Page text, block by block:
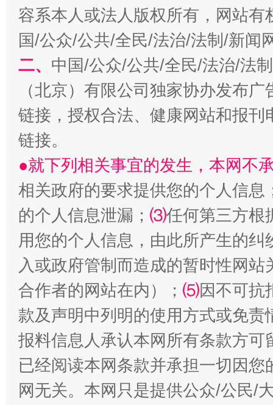
受贿1.44亿！段成刚被判无期 从幼
全民健身五年计划来了！等你上场
阿坝州三大球赛在茂县开幕 规模
容系本人或法人版权所有，网站
国/公众/公共/全民/法治/法制/新闻
二、 中国/公众/公共/全民/法治/法
（北京）有限公司独家协办发布
链接，授权合法、健康网站和报
链接。
●就下列相关事宜的发生，本网不
相关政府的要求提供您的个人信息
的个人信息泄漏； ⑶任何第三方根
用您的个人信息，由此所产生的纠
入或政府管制而造成的暂时性网
合作者的网站在内）； ⑸因不可抗
款及声明中列明的使用方式或免责
报料信息人承认本网所有条款方
已经阅读本网条款并承担一切因
网无关。本网只是提供公众/公民/